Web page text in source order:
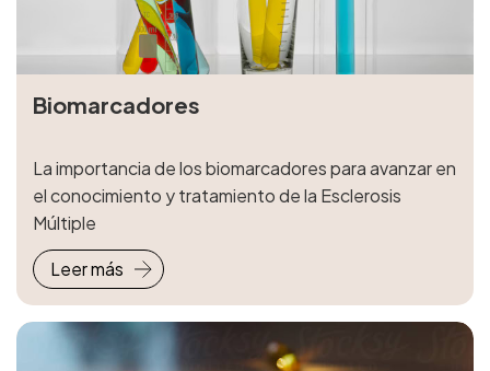
Biomarcadores
La importancia de los biomarcadores para avanzar en
el conocimiento y tratamiento de la Esclerosis
Múltiple
Leer más